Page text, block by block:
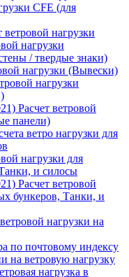
CFE (для
нагрузки
нагрузки
/ твердые знаки)
нагрузки (Вывески)
нагрузки
Расчет ветровой
панели)
ветро нагрузки для
нагрузки для
и силосы
Расчет ветровой
бункеров, Танки, и
нагрузки на
по почтовому индексу
на ветровую нагрузку
нагрузка в